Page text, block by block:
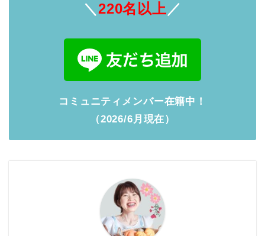
＼ 220名以上／
コミュニティメンバー在籍中！
（2026/6月現在）